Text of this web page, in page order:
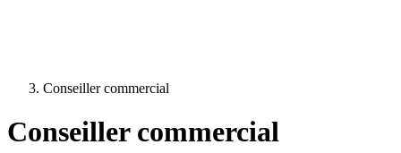
Conseiller commercial
Conseiller commercial